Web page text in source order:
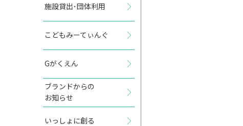
施設貸出･団体利用
こどもみーてぃんぐ
Gがくえん
ブランドからの
お知らせ
いっしょに創る
2027年11月
月 火 水 木
1
2 3 4
8 9 10 11